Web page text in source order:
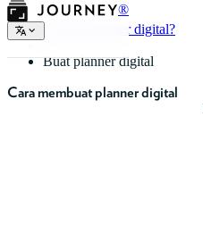
®
Apa itu planner digital?
Buat planner digital
Cara membuat planner digital